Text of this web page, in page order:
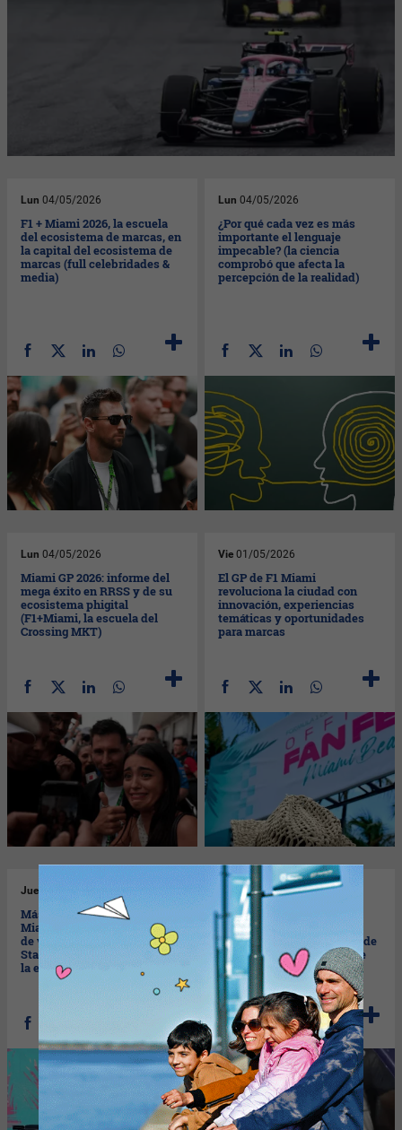
Lun 04/05/2026
F1 + Miami 2026, la escuela
del ecosistema de marcas, en
la capital del ecosistema de
marcas (full celebridades &
media)
Lun 04/05/2026
¿Por qué cada vez es más
importante el lenguaje
impecable? (la ciencia
comprobó que afecta la
percepción de la realidad)
Lun 04/05/2026
Miami GP 2026: informe del
mega éxito en RRSS y de su
ecosistema phigital
(F1+Miami, la escuela del
Crossing MKT)
Vie 01/05/2026
El GP de F1 Miami
revoluciona la ciudad con
innovación, experiencias
temáticas y oportunidades
para marcas
Jue30/04/2026
Más de 35 activaciones en
Miami y más de una docena
de vips en el Hard Rock
Stadium (la F1 da cátedra de
la experiencia de marca)
Jue 30/04/2026
¿Por qué las marcas que
tienen éxito cada vez
invierten más en ser parte de
las experiencias reales que
se viralizan?